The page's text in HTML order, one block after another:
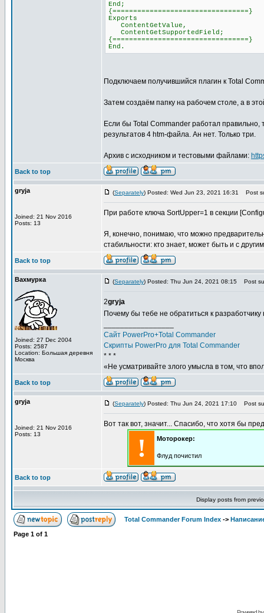
End;
{=================================}
Exports
ContentGetValue,
ContentGetSupportedField;
{=================================}
End.
Подключаем получившийся плагин к Total
Затем создаём папку на рабочем столе, а в
Если бы Total Commander работал правильно,
результатов 4 htm-файла. Ан нет. Только три.
Архив с исходником и тестовыми файлами:
Back to top
gryja
Joined: 21 Nov 2016
Posts: 13
(Separately) Posted: Wed Jun 23, 2021 16:31 Post
При работе ключа SortUpper=1 в секции
Я, конечно, понимаю, что можно
стабильности: кто знает, может быть и с
Back to top
Вахмурка
Joined: 27 Dec 2004
Posts: 2587
Location: Большая деревня
Москва
(Separately) Posted: Thu Jun 24, 2021 08:15 Post
2gryja
Почему бы тебе не обратиться к
Сайт PowerPro+Total Commander
Скрипты PowerPro для Total Commander
* * *
«Не усматривайте злого умысла в том, что
Back to top
gryja
Joined: 21 Nov 2016
Posts: 13
(Separately) Posted: Thu Jun 24, 2021 17:10 Post
Вот так вот, значит... Спасибо, что хотя бы
! Моторокер:
Флуд почистил
Back to top
Display posts from
Total Commander Forum Index ->
Page 1 of 1